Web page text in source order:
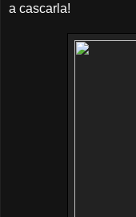
a cascarla!